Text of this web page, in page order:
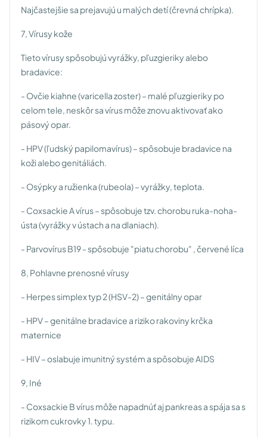
Najčastejšie sa prejavujú u malých detí (črevná chrípka).
7, Vírusy kože
Tieto vírusy spôsobujú vyrážky, pľuzgieriky alebo
bradavice:
- Ovčie kiahne (varicella zoster) – malé pľuzgieriky po
celom tele, neskôr sa vírus môže znovu aktivovať ako
pásový opar.
- HPV (ľudský papilomavírus) – spôsobuje bradavice na
koži alebo genitáliách.
- Osýpky a ružienka (rubeola) – vyrážky, teplota.
- Coxsackie A vírus – spôsobuje tzv. chorobu ruka-noha-
ústa (vyrážky v ústach a na dlaniach).
- Parvovírus B19 - spôsobuje "piatu chorobu" , červené líca
8, Pohlavne prenosné vírusy
- Herpes simplex typ 2 (HSV-2) – genitálny opar
- HPV – genitálne bradavice a riziko rakoviny krčka
maternice
- HIV – oslabuje imunitný systém a spôsobuje AIDS
9, Iné
- Coxsackie B vírus môže napadnúť aj pankreas a spája sa s
rizikom cukrovky 1. typu.